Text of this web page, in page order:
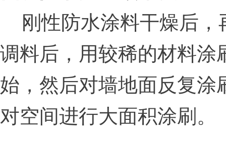
刚性防水涂料干燥后
调料后，用较稀的材料
始，然后对墙地面反复涂
对空间进行大面积涂刷。